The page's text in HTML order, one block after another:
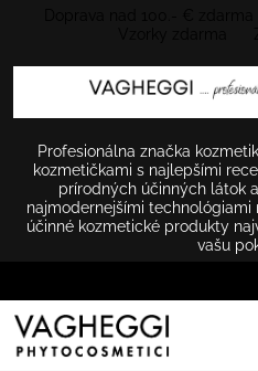
Profesionálna značka
kozmetičkami s najlepšími
prírodných účinných látok
najmodernejšími
účinné kozmetické produkty
vašu